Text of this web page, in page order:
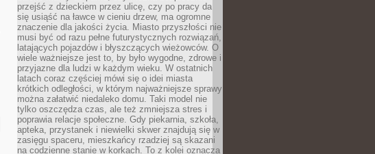
przejść z dzieckiem przez ulicę, czy po pracy da
się usiąść na ławce w cieniu drzew, ma ogromne
znaczenie dla jakości życia. Miasto przyszłości nie
musi być od razu pełne futurystycznych rozwiązań,
latających pojazdów i błyszczących wieżowców. O
wiele ważniejsze jest to, by było wygodne, zdrowe i
przyjazne dla ludzi w każdym wieku. W ostatnich
latach coraz częściej mówi się o idei miasta
krótkich odległości, w którym najważniejsze sprawy
można załatwić niedaleko domu. Taki model nie
tylko oszczędza czas, ale też zmniejsza stres i
poprawia relacje społeczne. Gdy piekarnia, szkoła,
apteka, przystanek i niewielki skwer znajdują się w
zasięgu spaceru, mieszkańcy rzadziej są skazani
na codzienne stanie w korkach. To z kolei oznacza